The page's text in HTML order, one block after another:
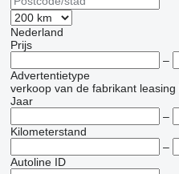
Nederland
Prijs
–
Advertentietype
verkoop van de fabrikant leasing
Jaar
–
Kilometerstand
–
Autoline ID